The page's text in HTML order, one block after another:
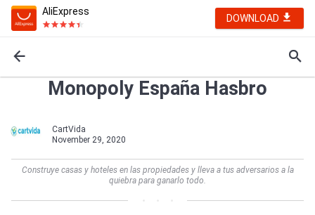
AliExpress
DOWNLOAD
Monopoly España Hasbro
CartVida
November 29, 2020
Construye casas y hoteles en las propiedades y lleva a tus adversarios a la
quiebra para ganarlo todo.